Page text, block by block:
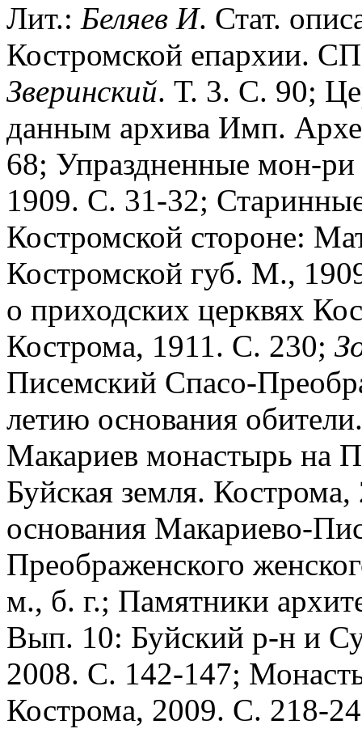
Лит.: Беляев И. Стат.
Костромской епархии.
Зверинский. Т. 3. С. 90;
данным архива Имп.
68; Упраздненные мон-
1909. С. 31-32;
Костромской стороне:
Костромской губ. М.,
о приходских церквях
Кострома, 1911. С. 230;
Писемский Спасо-
летию основания
Макариев монастырь на
Буйская земля.
основания Макариево-
Преображенского
м., б. г.; Памятники
Вып. 10: Буйский р-н и
2008. С. 142-147;
Кострома, 2009. С. 218-